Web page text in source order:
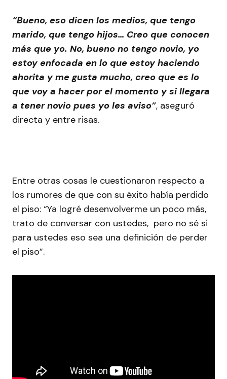
“Bueno, eso dicen los medios, que tengo
marido, que tengo hijos… Creo que conocen
más que yo. No, bueno no tengo novio, yo
estoy enfocada en lo que estoy haciendo
ahorita y me gusta mucho, creo que es lo
que voy a hacer por el momento y si llegara
a tener novio pues yo les aviso”, aseguró
directa y entre risas.
Entre otras cosas le cuestionaron respecto a
los rumores de que con su éxito había perdido
el piso: “Ya logré desenvolverme un poco más,
trato de conversar con ustedes, pero no sé si
para ustedes eso sea una definición de perder
el piso”.